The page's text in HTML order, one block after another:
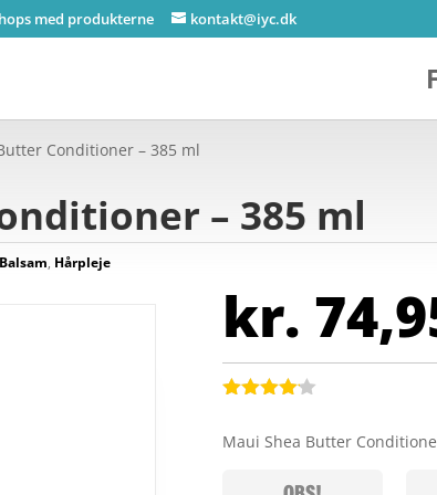
med produkterne kontakt@iyc.dk
Conditioner – 385 ml
– 385 ml
, Hårpleje
kr.
ud af 5
Maui Shea Butter